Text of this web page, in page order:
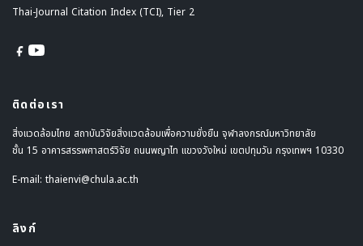
Thai-Journal Citation Index (TCI), Tier 2
ติดต่อเรา
สิ่งแวดล้อมไทย สถาบันวิจัยสิ่งแวดล้อมเพื่อความยั่งยืน จุฬาลงกรณ์มหาวิทยาลัย
ชั้น 15 อาคารสรรพศาสตร์วิจัย ถนนพญาไท แขวงวังใหม่ เขตปทุมวัน กรุงเทพฯ 10330
E-mail: thaienvi@chula.ac.th
ลิงก์